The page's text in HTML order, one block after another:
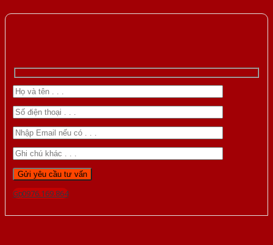
Gọi 0976.169.864